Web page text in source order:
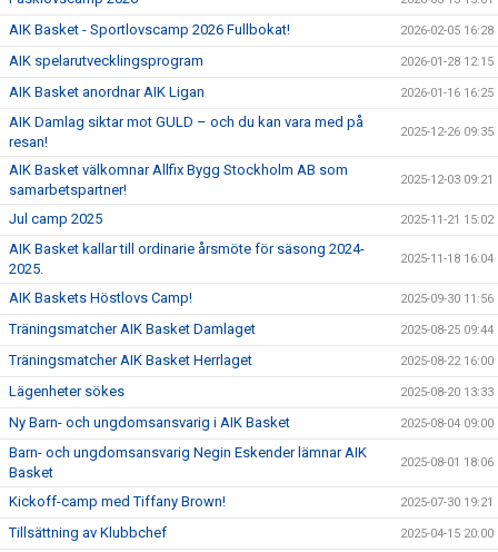
AIK Basket - Sportlovscamp 2026 Fullbokat! 2026-02-05 16:28
AIK spelarutvecklingsprogram 2026-01-28 12:15
AIK Basket anordnar AIK Ligan 2026-01-16 16:25
AIK Damlag siktar mot GULD – och du kan vara med på
resan!
2025-12-26 09:35
AIK Basket välkomnar Allfix Bygg Stockholm AB som
samarbetspartner!
2025-12-03 09:21
Jul camp 2025 2025-11-21 15:02
AIK Basket kallar till ordinarie årsmöte för säsong 2024-
2025.
2025-11-18 16:04
AIK Baskets Höstlovs Camp! 2025-09-30 11:56
Träningsmatcher AIK Basket Damlaget 2025-08-25 09:44
Träningsmatcher AIK Basket Herrlaget 2025-08-22 16:00
Lägenheter sökes 2025-08-20 13:33
Ny Barn- och ungdomsansvarig i AIK Basket 2025-08-04 09:00
Barn- och ungdomsansvarig Negin Eskender lämnar AIK
Basket
2025-08-01 18:06
Kickoff-camp med Tiffany Brown! 2025-07-30 19:21
Tillsättning av Klubbchef 2025-04-15 20:00